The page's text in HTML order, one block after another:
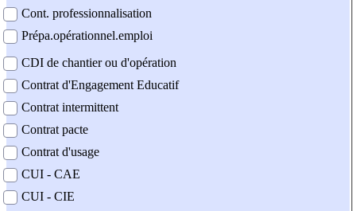
Cont. professionnalisation
Prépa.opérationnel.emploi
CDI de chantier ou d'opération
Contrat d'Engagement Educatif
Contrat intermittent
Contrat pacte
Contrat d'usage
CUI - CAE
CUI - CIE